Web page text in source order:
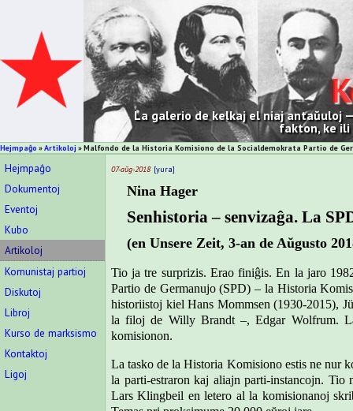
La galerio de kelkaj el niaj antaŭuloj
fakton, ke
Hejmpaĝo Artikoloj Malfondo de la Historia Komisiono de la Socialdemokrata Partio de
Hejmpaĝo
Dokumentoj
Eventoj
Kubo
Artikoloj
Komunistaj partioj
Diskutoj
Libroj
Kurso de marksismo
Kontaktoj
Ligoj
07-aŭg-2018 yura
Nina Hager
Senhistoria – senvizaĝa. La
(en Unsere Zeit, 3-an de Aŭgusto
Tio ja tre surprizis. Erao finiĝis. En la jaro
Partio de Germanujo (SPD) – la Historia
historiistoj kiel Hans Mommsen (1930-2015),
la filoj de Willy Brandt –, Edgar Wolfrum.
komisionon.
La tasko de la Historia Komisiono estis ne nur
la parti-estraron kaj aliajn parti-instancojn. Tio
Lars Klingbeil en letero al la komisionanoj